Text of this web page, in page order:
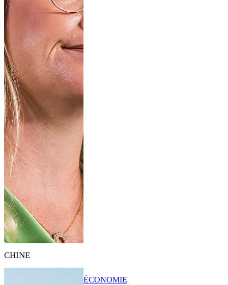
CHINE
ÉCONOMIE